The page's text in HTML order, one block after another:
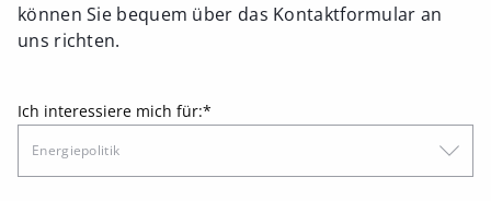
können Sie bequem über das Kontaktformular an
uns richten.
Ich interessiere mich für:*